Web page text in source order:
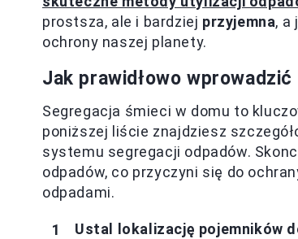
prostsza, ale i bardziej przyjemna, a
ochrony naszej planety.
Jak prawidłowo
Segregacja śmieci w domu to
poniższej liście znajdziesz
systemu segregacji odpadów.
odpadów, co przyczyni się do
odpadami.
Ustal lokalizację pojemników